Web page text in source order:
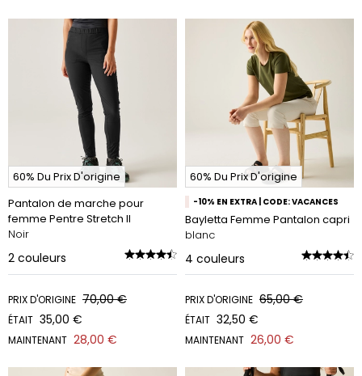
60% Du Prix D'origine
Pantalon de marche pour
femme Pentre Stretch II
Noir
2 couleurs
PRIX D'ORIGINE 70,00 €
ÉTAIT 35,00 €
MAINTENANT 28,00 €
60% Du Prix D'origine
-10% EN EXTRA | CODE: VACANCES
Bayletta Femme Pantalon capri
blanc
4 couleurs
PRIX D'ORIGINE 65,00 €
ÉTAIT 32,50 €
MAINTENANT 26,00 €